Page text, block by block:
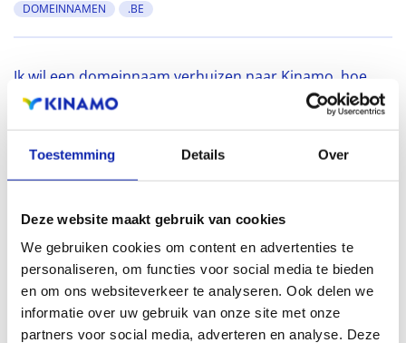
Toestemming Details Over
Deze website maakt gebruik van cookies
We gebruiken cookies om content en advertenties te
personaliseren, om functies voor social media te bieden
en om ons websiteverkeer te analyseren. Ook delen we
informatie over uw gebruik van onze site met onze
partners voor social media, adverteren en analyse. Deze
DOMEINNAMEN .BE
Ik wil een domeinnaam verhuizen naar Kinamo, hoe
lang duurt dit?
(domeinnaam transfer) ?
Merknaam of beschrijvende domeinnaam?